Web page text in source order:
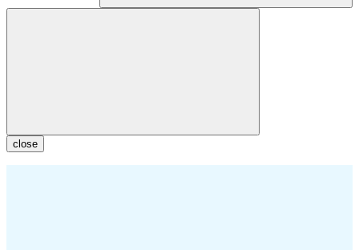
close